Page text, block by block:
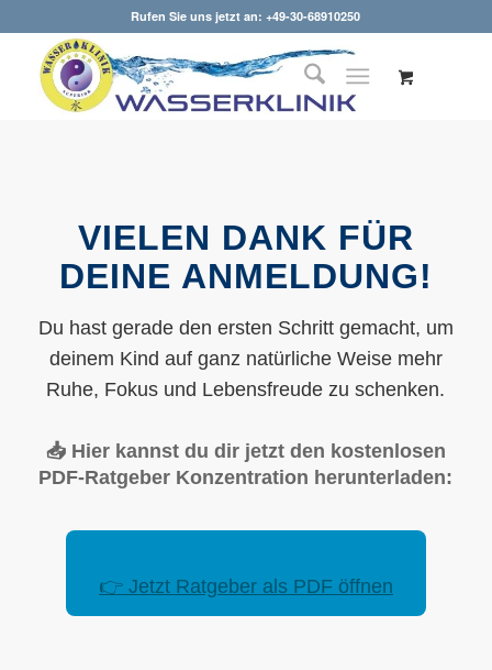
Rufen Sie uns jetzt an: +49-30-68910250
VIELEN DANK FÜR
DEINE ANMELDUNG!
Du hast gerade den ersten Schritt gemacht, um
deinem Kind auf ganz natürliche Weise mehr
Ruhe, Fokus und Lebensfreude zu schenken.
📥 Hier kannst du dir jetzt den kostenlosen
PDF-Ratgeber Konzentration herunterladen:
👉 Jetzt Ratgeber als PDF öffnen